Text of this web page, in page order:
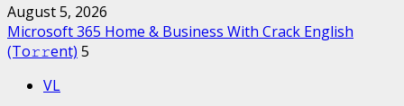
August 5, 2026
Microsoft 365 Home & Business With Crack English
(To𝚛𝚛еnt) 5
VL